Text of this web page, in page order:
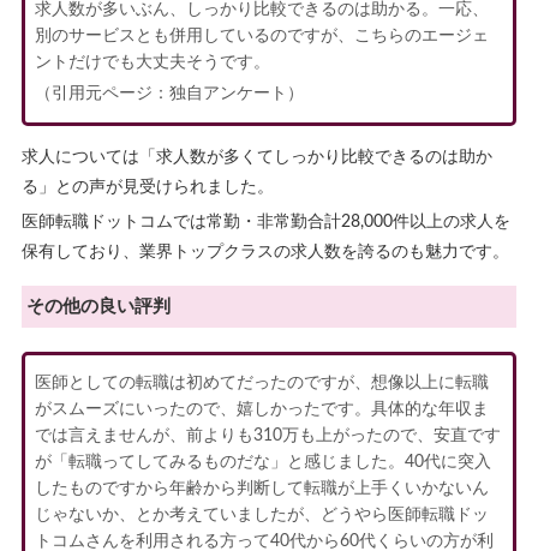
求人数が多いぶん、しっかり比較できるのは助かる。一応、
別のサービスとも併用しているのですが、こちらのエージェ
ントだけでも大丈夫そうです。
（引用元ページ：独自アンケート）
求人については「求人数が多くてしっかり比較できるのは助か
る」との声が見受けられました。
医師転職ドットコムでは常勤・非常勤合計28,000件以上の求人を
保有しており、業界トップクラスの求人数を誇るのも魅力です。
その他の良い評判
医師としての転職は初めてだったのですが、想像以上に転職
がスムーズにいったので、嬉しかったです。具体的な年収ま
では言えませんが、前よりも310万も上がったので、安直です
が「転職ってしてみるものだな」と感じました。40代に突入
したものですから年齢から判断して転職が上手くいかないん
じゃないか、とか考えていましたが、どうやら医師転職ドッ
トコムさんを利用される方って40代から60代くらいの方が利